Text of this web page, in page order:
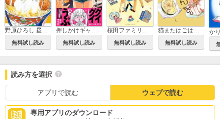
野原ひろし 昼メシの流儀
無料試し読み
押しかけギャルの中村さん 【電子コミック限定特典付き】
無料試し読み 無料試し読み
猫またはごはんを。
無料試し読み
か
読み方を選択
アプリで読む ウェブで読む
専用アプリのダウンロード